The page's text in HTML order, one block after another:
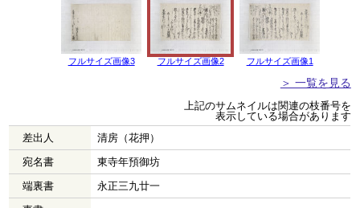
フルサイズ画像3 フルサイズ画像2 フルサイズ画像1
＞ 一覧を見る
上記のサムネイルは関連の枝番号を
表示している場合があります
差出人
清房（花押）
宛名書
東寺年預御坊
端裏書
永正三九廿一